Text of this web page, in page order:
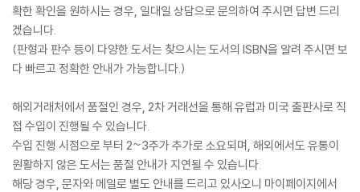
확한 확인을 원하시는 경우, 일대일 상담으로 문의하여 주시면 답변 드리
겠습니다.
(판형과 판수 등이 다양한 도서는 찾으시는 도서의 ISBN을 알려 주시면 보
다 빠르고 정확한 안내가 가능합니다.)
해외거래처에서 품절인 경우, 2차 거래선을 통해 유럽과 미국 출판사로 직
접 수입이 진행될 수 있습니다.
수입 진행 시점으로 부터 2~3주가 추가로 소요되며, 해외에서도 유통이
원활하지 않은 도서는 품절 안내가 지연될 수 있습니다.
해당 경우, 문자와 메일로 별도 안내를 드리고 있사오니 마이페이지에서